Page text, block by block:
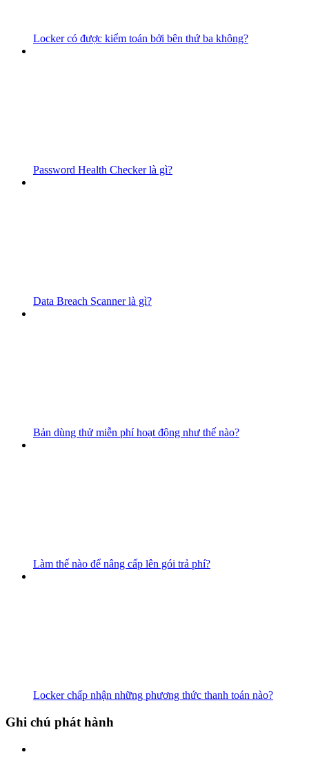
Locker có được kiểm toán bởi bên thứ ba không?
Password Health Checker là gì?
Data Breach Scanner là gì?
Bản dùng thử miễn phí hoạt động như thế nào?
Làm thế nào để nâng cấp lên gói trả phí?
Locker chấp nhận những phương thức thanh toán nào?
Ghi chú phát hành